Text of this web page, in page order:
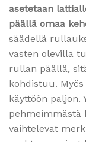
asetetaan
päällä omaa
säädellä
vasten olevilla
rullan päällä,
kohdistuu.
käyttöön paljon.
pehmeimmästä
vaihtelevat